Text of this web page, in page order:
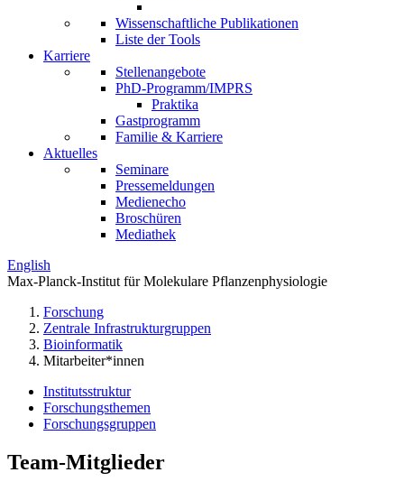
Wissenschaftliche Publikationen
Liste der Tools
Karriere
Stellenangebote
PhD-Programm/IMPRS
Praktika
Gastprogramm
Familie & Karriere
Aktuelles
Seminare
Pressemeldungen
Medienecho
Broschüren
Mediathek
English
Max-Planck-Institut für Molekulare Pflanzenphysiologie
Forschung
Zentrale Infrastrukturgruppen
Bioinformatik
Mitarbeiter*innen
Institutsstruktur
Forschungsthemen
Forschungsgruppen
Team-Mitglieder